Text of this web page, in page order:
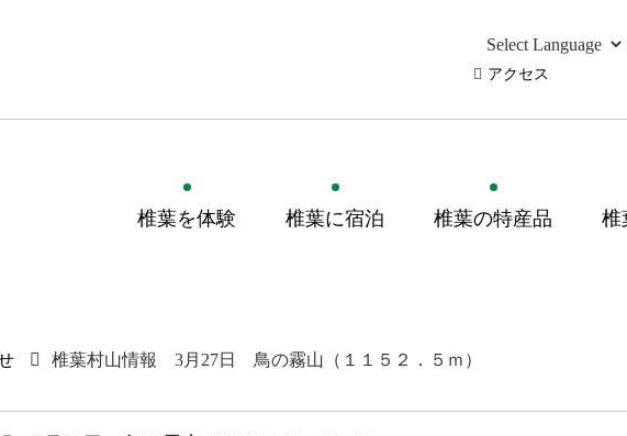
アクセス
椎葉を体験 椎葉に宿泊 椎葉の特産品 椎
椎葉村山情報 3月27日 鳥の霧山（１１５２．５ｍ）